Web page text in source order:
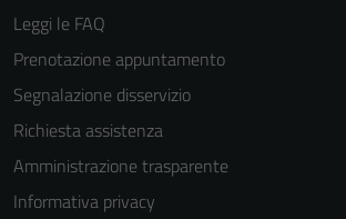
Leggi le FAQ
Prenotazione appuntamento
Segnalazione disservizio
Richiesta assistenza
Amministrazione trasparente
Informativa privacy